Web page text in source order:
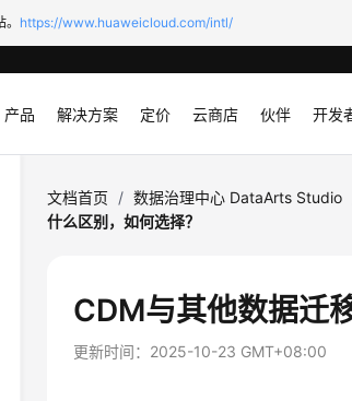
https://www.huaweicloud.com/intl/
产品 解决方案 定价 云商店 伙伴 开发
文档首页 / 数据治理中心 DataArts Studio
什么区别，如何选择？
CDM与其他数据迁
更新时间： 2025-10-23 GMT+08:00